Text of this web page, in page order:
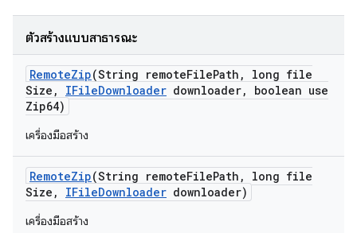
ตัวสร้างแบบสาธารณะ
RemoteZip(String remoteFilePath ,
long file
Size , IFileDownloader downloader,
boolean use
Zip64)
เครื่องมือสร้าง
RemoteZip(String remoteFilePath ,
long file
Size , IFileDownloader downloader)
เครื่องมือสร้าง